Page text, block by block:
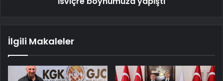
İlgili Makaleler